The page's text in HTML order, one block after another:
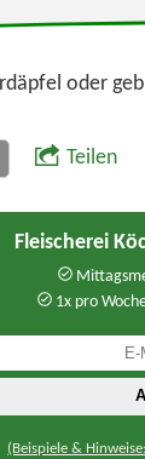
oder
Teilen
Fleischerei
1x pro
(Beispiele &